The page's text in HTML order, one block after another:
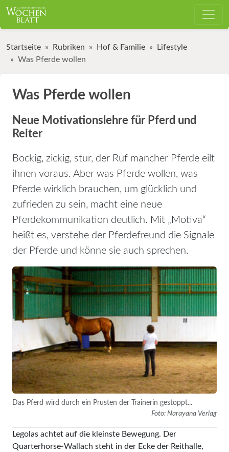
Startseite Rubriken Hof & Familie
Lifestyle
Was Pferde wollen
Was Pferde wollen
Neue Motivationslehre für Pferd und
Reiter
Bockig, zickig, stur, der Ruf mancher Pferde eilt
ihnen voraus. Aber was Pferde wollen, was
Pferde wirklich brauchen, um glücklich und
zufrieden zu sein, macht eine neue
Pferdekommunikation deutlich. Mit „Motiva“
heißt es, verstehe der Pferdefreund die Signale
der Pferde und könne sie auch sprechen.
Das Pferd wird durch ein Prusten der Trainerin gestoppt...
Foto: Narayana Verlag
Legolas achtet auf die kleinste Bewegung. Der
Quarterhorse-Wallach steht in der Ecke der Reithalle,